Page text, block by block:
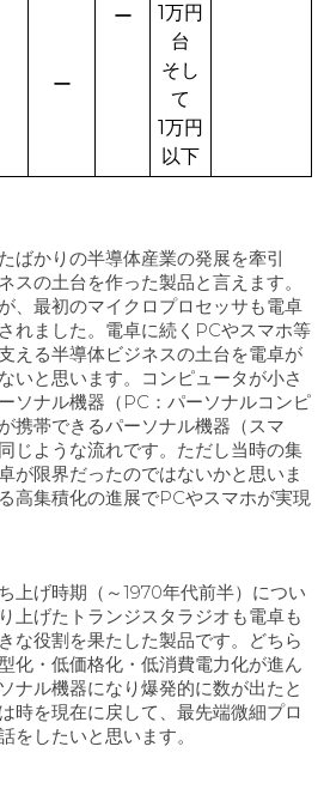
ー
ー
1万円
台
そし
て
1万円
以下
ばかりの半導体産業の発展を牽引
スの土台を作った製品と言えます。
、最初のマイクロプロセッサも電卓
れました。電卓に続く PCやスマホ等
える半導体ビジネスの土台を電卓が
いと思います。コンピュータが小さ
ソナル機器（PC：パーソナルコンピ
携帯できるパーソナル機器（スマ
じような流れです。ただし当時の集
が限界だったのではないかと思いま
高集積化の進展でPCやスマホが実現
上げ時期（～1970年代前半）につい
上げたトランジスタラジオも電卓も
な役割を果たした製品です。どちら
化・低価格化・低消費電力化が進ん
ナル機器になり爆発的に数が出たと
時を現在に戻して、最先端微細プロ
をしたいと思います。